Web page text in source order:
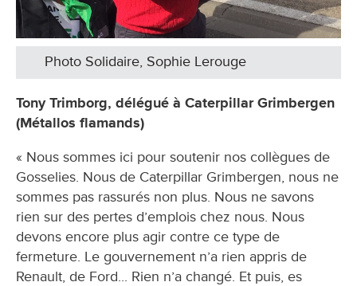
Photo Solidaire, Sophie Lerouge
Tony Trimborg, délégué à Caterpillar Grimbergen
(Métallos flamands)
« Nous sommes ici pour soutenir nos collègues de
Gosselies. Nous de Caterpillar Grimbergen, nous ne
sommes pas rassurés non plus. Nous ne savons
rien sur des pertes d’emplois chez nous. Nous
devons encore plus agir contre ce type de
fermeture. Le gouvernement n’a rien appris de
Renault, de Ford... Rien n’a changé. Et puis, es